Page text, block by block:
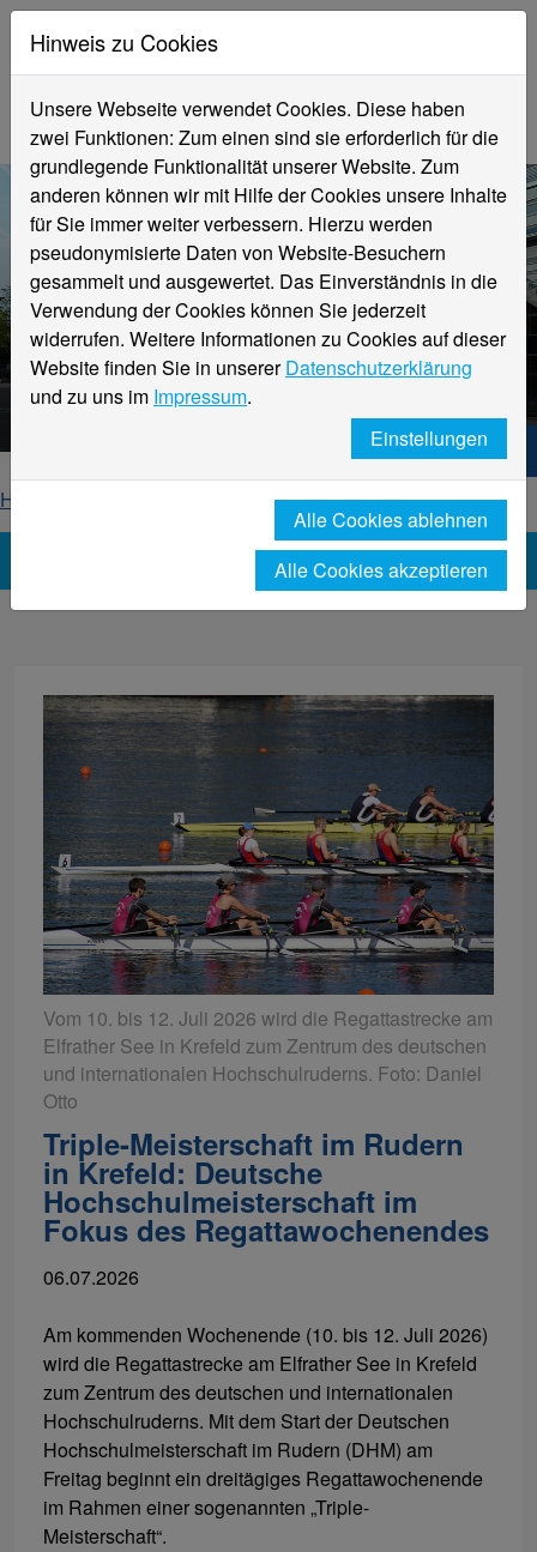
Aktuelle Meldungen
Hochschule Niederrhein
Hochschule Niederrhein. Dein Weg.
Home
News-Detailseite
Vom 10. bis 12. Juli 2026 wird die Regattastrecke am
Elfrather See in Krefeld zum Zentrum des deutschen
und internationalen Hochschulruderns. Foto: Daniel
Otto
Triple-Meisterschaft im Rudern
in Krefeld: Deutsche
Hochschulmeisterschaft im
Fokus des Regattawochenendes
06.07.2026
Am kommenden Wochenende (10. bis 12. Juli 2026)
wird die Regattastrecke am Elfrather See in Krefeld
zum Zentrum des deutschen und internationalen
Hochschulruderns. Mit dem Start der Deutschen
Hochschulmeisterschaft im Rudern (DHM) am
Freitag beginnt ein dreitägiges Regattawochenende
im Rahmen einer sogenannten „Triple-
Meisterschaft“.
Hinweis zu Cookies
Unsere Webseite verwendet Cookies. Diese haben
zwei Funktionen: Zum einen sind sie erforderlich für die
grundlegende Funktionalität unserer Website. Zum
anderen können wir mit Hilfe der Cookies unsere Inhalte
für Sie immer weiter verbessern. Hierzu werden
pseudonymisierte Daten von Website-Besuchern
gesammelt und ausgewertet. Das Einverständnis in die
Verwendung der Cookies können Sie jederzeit
widerrufen. Weitere Informationen zu Cookies auf dieser
Website finden Sie in unsererDatenschutzerklärung
und zu uns im Impressum.
Einstellungen
Alle Cookies ablehnen
Alle Cookies akzeptieren